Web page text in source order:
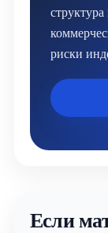
риски
Если